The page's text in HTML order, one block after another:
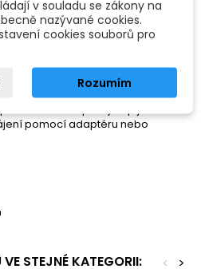
2-L transformátor
Pro připojení zdroje 100
linkovým vstupem. 100 V vstup se
výstup, nesymetrický.
výstupu (0-1,5 V při 100 V vstupním
Vstup a výstup jsou DC
pomocí adaptéru nebo
STEJNÉ KATEGORII: >
<
v souladu se zákony na
nazývané cookies.
cookies souborů pro
Rozumím